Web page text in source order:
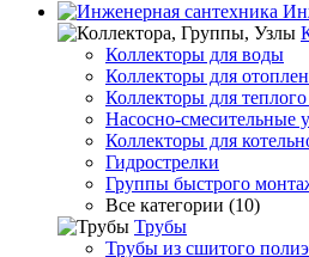
Коллекторы для воды
Коллекторы для
Коллекторы для
Насосно-смесительные
Коллекторы для
Гидрострелки
Группы быстрого
Все категории (10)
Трубы
Трубы из сшитого